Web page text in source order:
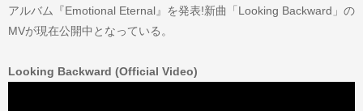
アルバム『Emotional Eternal』を発表!新曲「Looking Backward」の
MVが現在公開中となっている。
Looking Backward (Official Video)